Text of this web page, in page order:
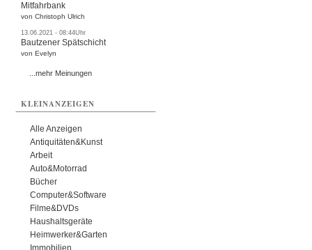
Mitfahrbank
von Christoph Ulrich
13.06.2021 - 08:44Uhr
Bautzener Spätschicht
von Evelyn
...mehr Meinungen
KLEINANZEIGEN
Alle Anzeigen
Antiquitäten&Kunst
Arbeit
Auto&Motorrad
Bücher
Computer&Software
Filme&DVDs
Haushaltsgeräte
Heimwerker&Garten
Immobilien